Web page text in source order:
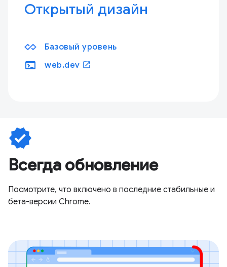
Открытый дизайн
Базовый уровень
terminal web.dev open_in_new
verified
Всегда обновление
Посмотрите, что включено в последние стабильные и
бета-версии Chrome.